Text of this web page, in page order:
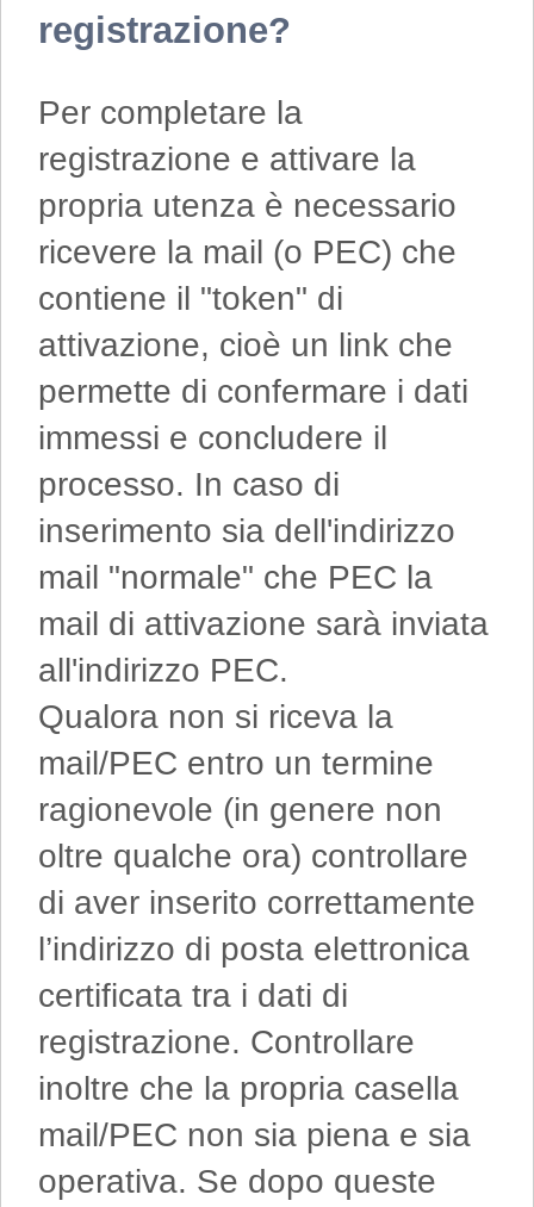
registrazione?
Per completare la
registrazione e attivare la
propria utenza è necessario
ricevere la mail (o PEC) che
contiene il "token" di
attivazione, cioè un link che
permette di confermare i dati
immessi e concludere il
processo. In caso di
inserimento sia dell'indirizzo
mail "normale" che PEC la
mail di attivazione sarà inviata
all'indirizzo PEC.
Qualora non si riceva la
mail/PEC entro un termine
ragionevole (in genere non
oltre qualche ora) controllare
di aver inserito correttamente
l’indirizzo di posta elettronica
certificata tra i dati di
registrazione. Controllare
inoltre che la propria casella
mail/PEC non sia piena e sia
operativa. Se dopo queste